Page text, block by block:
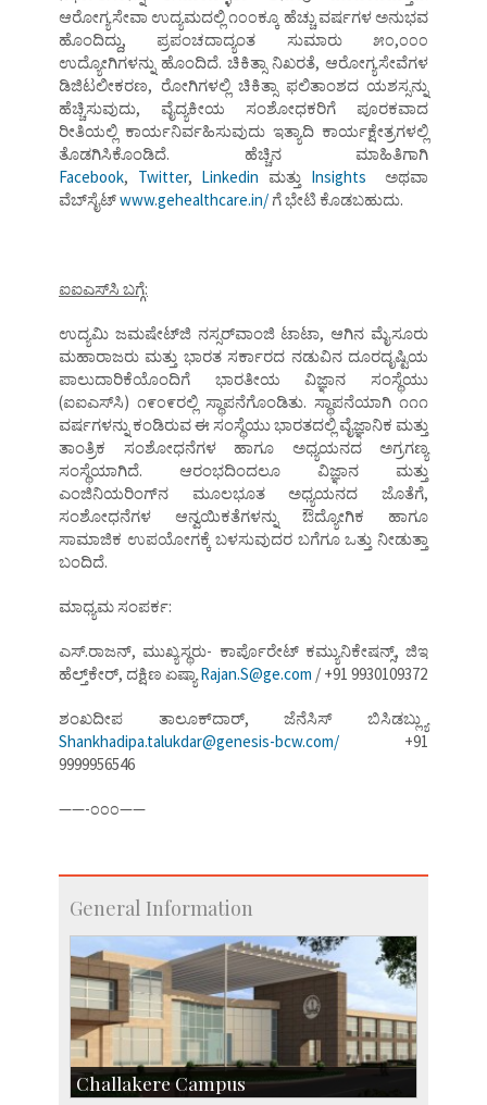
ಆರೋಗ್ಯಸೇವಾ ಉದ್ಯಮದಲ್ಲಿ ೧೦೦ಕ್ಕೂ ಹೆಚ್ಚು ವರ್ಷಗಳ ಅನುಭವ
ಹೊಂದಿದ್ದು, ಪ್ರಪಂಚದಾದ್ಯಂತ ಸುಮಾರು ೫೦,೦೦೦
ಉದ್ಯೋಗಿಗಳನ್ನು ಹೊಂದಿದೆ. ಚಿಕಿತ್ಸಾ ನಿಖರತೆ, ಆರೋಗ್ಯಸೇವೆಗಳ
ಡಿಜಿಟಲೀಕರಣ, ರೋಗಿಗಳಲ್ಲಿ ಚಿಕಿತ್ಸಾ ಫಲಿತಾಂಶದ ಯಶಸ್ಸನ್ನು
ಹೆಚ್ಚಿಸುವುದು, ವೈದ್ಯಕೀಯ ಸಂಶೋಧಕರಿಗೆ ಪೂರಕವಾದ
ರೀತಿಯಲ್ಲಿ ಕಾರ್ಯನಿರ್ವಹಿಸುವುದು ಇತ್ಯಾದಿ ಕಾರ್ಯಕ್ಷೇತ್ರಗಳಲ್ಲಿ
ತೊಡಗಿಸಿಕೊಂಡಿದೆ. ಹೆಚ್ಚಿನ ಮಾಹಿತಿಗಾಗಿ
Facebook, Twitter, Linkedin ಮತ್ತು Insights
ಅಥವಾ
ವೆಬ್‌ಸೈಟ್‌www.gehealthcare.in/ ಗೆ ಭೇಟಿ ಕೊಡಬಹುದು.
ಐಐಎಸ್‌ಸಿ ಬಗ್ಗೆ:
ಉದ್ಯಮಿ ಜಮಷೇಟ್‌ಜಿ ನಸ್ಸರ್‌ವಾಂಜಿ ಟಾಟಾ, ಆಗಿನ ಮೈಸೂರು
ಮಹಾರಾಜರು ಮತ್ತು ಭಾರತ ಸರ್ಕಾರದ ನಡುವಿನ ದೂರದೃಷ್ಟಿಯ
ಪಾಲುದಾರಿಕೆಯೊಂದಿಗೆ ಭಾರತೀಯ ವಿಜ್ಞಾನ ಸಂಸ್ಥೆಯು
(ಐಐಎಸ್‌ಸಿ) ೧೯೦೯ರಲ್ಲಿ ಸ್ಥಾಪನೆಗೊಂಡಿತು. ಸ್ಥಾಪನೆಯಾಗಿ ೧೧೧
ವರ್ಷಗಳನ್ನು ಕಂಡಿರುವ ಈ ಸಂಸ್ಥೆಯು ಭಾರತದಲ್ಲಿ ವೈಜ್ಞಾನಿಕ ಮತ್ತು
ತಾಂತ್ರಿಕ ಸಂಶೋಧನೆಗಳ ಹಾಗೂ ಅಧ್ಯಯನದ ಅಗ್ರಗಣ್ಯ
ಸಂಸ್ಥೆಯಾಗಿದೆ. ಆರಂಭದಿಂದಲೂ ವಿಜ್ಞಾನ ಮತ್ತು
ಎಂಜಿನಿಯರಿಂಗ್‌ನ ಮೂಲಭೂತ ಅಧ್ಯಯನದ ಜೊತೆಗೆ,
ಸಂಶೋಧನೆಗಳ ಆನ್ವಯಿಕತೆಗಳನ್ನು ಔದ್ಯೋಗಿಕ ಹಾಗೂ
ಸಾಮಾಜಿಕ ಉಪಯೋಗಕ್ಕೆ ಬಳಸುವುದರ ಬಗೆಗೂ ಒತ್ತು ನೀಡುತ್ತಾ
ಬಂದಿದೆ.
ಮಾಧ್ಯಮ ಸಂಪರ್ಕ:
ಎಸ್‌.ರಾಜನ್‌, ಮುಖ್ಯಸ್ಥರು- ಕಾರ್ಪೊರೇಟ್‌ ಕಮ್ಯುನಿಕೇಷನ್ಸ್‌, ಜಿಇ
ಹೆಲ್ತ್‌ಕೇರ್‌, ದಕ್ಷಿಣ ಏಷ್ಯಾRajan.S@ge.com / +91 9930109372
ಶಂಖದೀಪ ತಾಲೂಕ್‌ದಾರ್‌, ಜೆನೆಸಿಸ್‌ ಬಿಸಿಡಬ್ಲ್ಯು
Shankhadipa.talukdar@genesis-bcw.com/ +91
9999956546
——-೦೦೦——
General Information
Challakere Campus